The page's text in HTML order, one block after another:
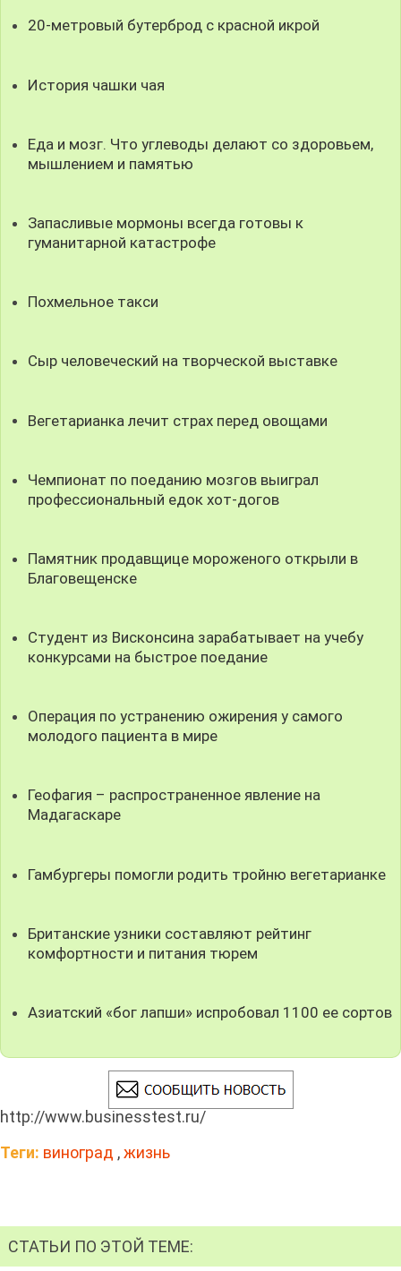
20-метровый бутерброд с красной икрой
История чашки чая
Еда и мозг. Что углеводы делают со здоровьем,
мышлением и памятью
Запасливые мормоны всегда готовы к
гуманитарной катастрофе
Похмельное такси
Сыр человеческий на творческой выставке
Вегетарианка лечит страх перед овощами
Чемпионат по поеданию мозгов выиграл
профессиональный едок хот-догов
Памятник продавщице мороженого открыли в
Благовещенске
Студент из Висконсина зарабатывает на учебу
конкурсами на быстрое поедание
Операция по устранению ожирения у самого
молодого пациента в мире
Геофагия – распространенное явление на
Мадагаскаре
Гамбургеры помогли родить тройню вегетарианке
Британские узники составляют рейтинг
комфортности и питания тюрем
Азиатский «бог лапши» испробовал 1100 ее сортов
http://www.businesstest.ru/
Теги: виноград ,жизнь
СТАТЬИ ПО ЭТОЙ ТЕМЕ: